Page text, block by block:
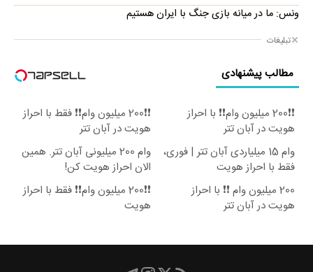
ونس: ما در میانه بازی جنگ با ایران هستیم
تبلیغات
مطالب پیشنهادی
❗❗200 میلیون وام❗❗ با احراز
هویت در آبان تتر
❗❗200 میلیون وام❗❗ فقط با احراز
هویت در آبان تتر
وام 15 میلیاردی آبان تتر | فوری،
فقط با احراز هویت
وام 200 میلیونی آبان تتر. همین
الان احراز هویت کن!
200 میلیون وام ❗❗ با احراز
هویت در آبان تتر
❗❗200 میلیون وام❗❗ فقط با احراز
هویت